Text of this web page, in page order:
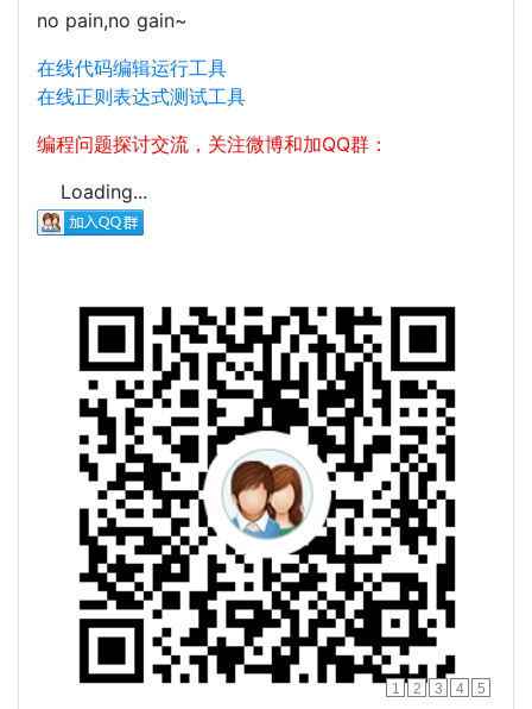
no pain,no gain~
在线代码编辑运行工具
在线正则表达式测试工具
编程问题探讨交流，关注微博和加QQ群：
Loading...
1 2 3 4 5